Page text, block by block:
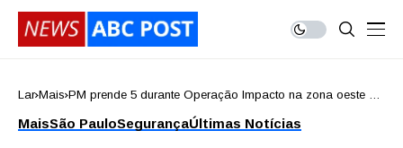
Lar Mais PM prende 5 durante Operação Impacto na zona oeste de
MaisSão PauloSegurançaÚltimas Notícias